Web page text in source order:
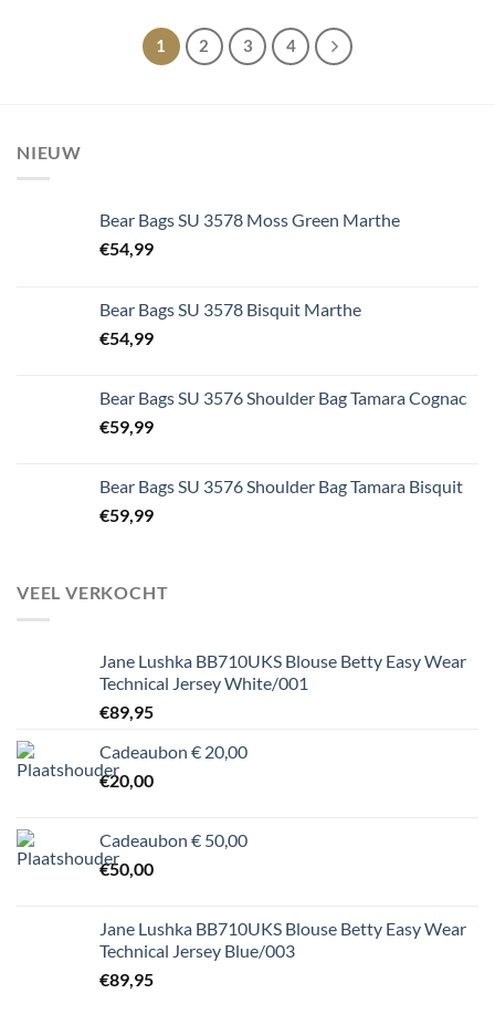
1 2 3 4
NIEUW
Bear Bags SU 3578 Moss Green Marthe
€54,99
Bear Bags SU 3578 Bisquit Marthe
€54,99
Bear Bags SU 3576 Shoulder Bag Tamara Cognac
€59,99
Bear Bags SU 3576 Shoulder Bag Tamara Bisquit
€59,99
VEEL VERKOCHT
Jane Lushka BB710UKS Blouse Betty Easy Wear
Technical Jersey White/001
€89,95
Cadeaubon € 20,00
€20,00
Cadeaubon € 50,00
€50,00
Jane Lushka BB710UKS Blouse Betty Easy Wear
Technical Jersey Blue/003
€89,95